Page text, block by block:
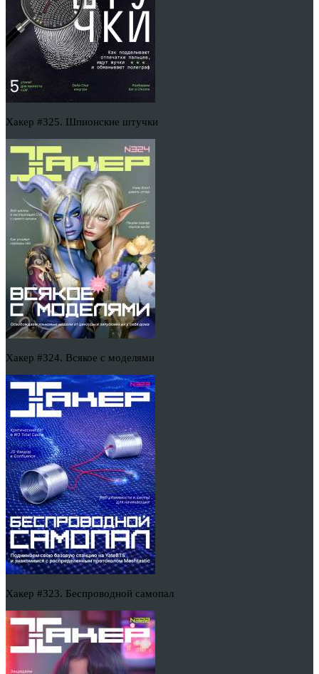
Хакер #325. Шпионские штучки
Хакер #324. Всякое с моделями
Хакер #323. Беспроводной самопал